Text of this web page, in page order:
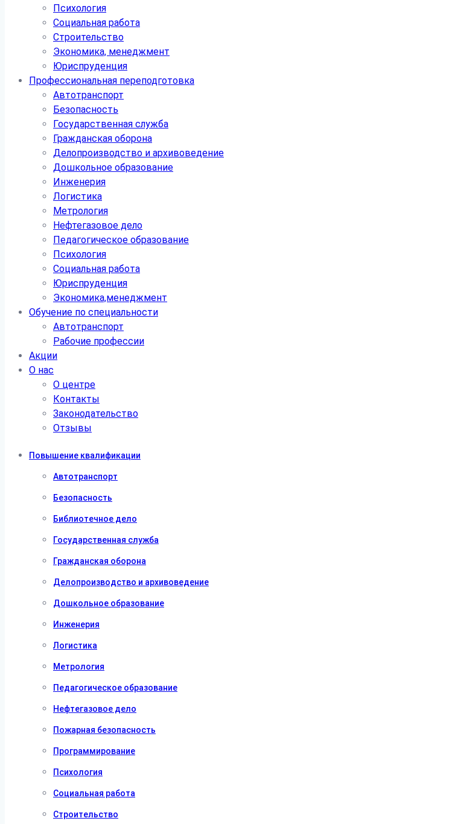
Психология
Социальная работа
Строительство
Экономика, менеджмент
Юриспруденция
Профессиональная переподготовка
Автотранспорт
Безопасность
Государственная служба
Гражданская оборона
Делопроизводство и архивоведение
Дошкольное образование
Инженерия
Логистика
Метрология
Нефтегазовое дело
Педагогическое образование
Психология
Социальная работа
Юриспруденция
Экономика,менеджмент
Обучение по специальности
Автотранспорт
Рабочие профессии
Акции
О нас
О центре
Контакты
Законодательство
Отзывы
Повышение квалификации
Автотранспорт
Безопасность
Библиотечное дело
Государственная служба
Гражданская оборона
Делопроизводство и архивоведение
Дошкольное образование
Инженерия
Логистика
Метрология
Педагогическое образование
Нефтегазовое дело
Пожарная безопасность
Программирование
Психология
Социальная работа
Строительство